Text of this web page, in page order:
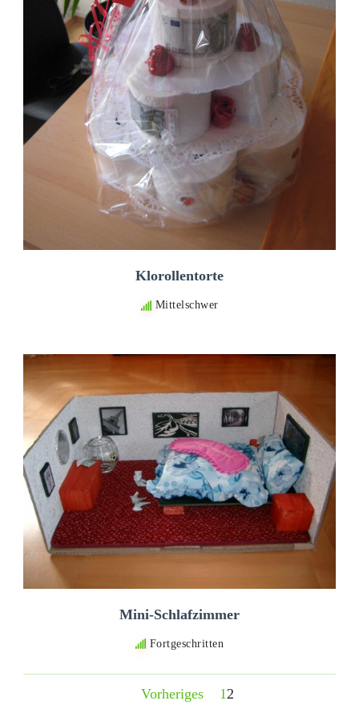
Klorollentorte
Mittelschwer
Mini-Schlafzimmer
Fortgeschritten
Vorheriges 1 2